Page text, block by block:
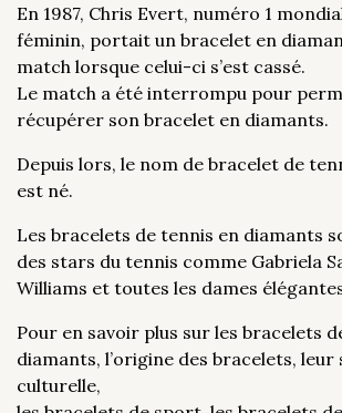
En 1987, Chris Evert, numéro 1
féminin, portait un bracelet en
match lorsque celui-ci s’est cassé.
Le match a été interrompu pour
récupérer son bracelet en diamants.
Depuis lors, le nom de bracelet de
est né.
Les bracelets de tennis en diamants
des stars du tennis comme Gabriela
Williams et toutes les dames
Pour en savoir plus sur les bracelets
diamants, l’origine des bracelets,
culturelle,